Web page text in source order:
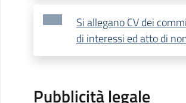
Si allegano CV dei
di interessi ed atto di
Pubblicità legale